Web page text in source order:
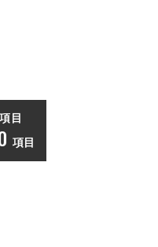
目
項目